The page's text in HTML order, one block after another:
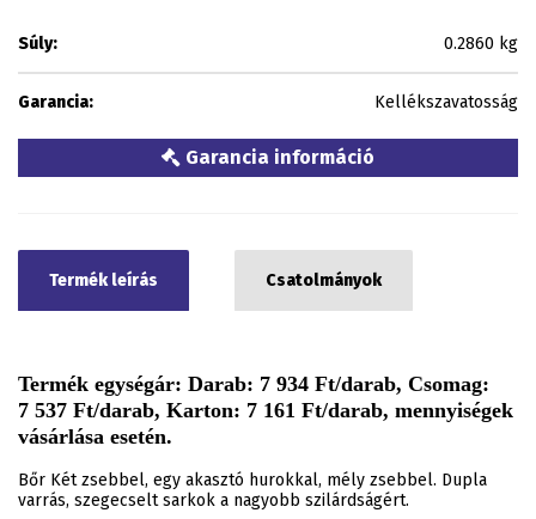
Súly: 0.2860 kg
Garancia: Kellékszavatosság
Garancia információ
Termék leírás Csatolmányok
Termék egységár: Darab: 7 934 Ft/darab, Csomag:
7 537 Ft/darab, Karton: 7 161 Ft/darab, mennyiségek
vásárlása esetén.
Bőr Két zsebbel, egy akasztó hurokkal, mély zsebbel. Dupla
varrás, szegecselt sarkok a nagyobb szilárdságért.